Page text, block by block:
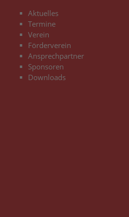
Aktuelles
Termine
Verein
Förderverein
Ansprechpartner
Sponsoren
Downloads